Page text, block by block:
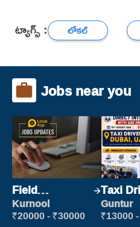
ట్యాగ్స్ : లోకల్
Jobs near you
Field
Marketing
Executive
Kurnool
₹20000 - ₹30000
Taxi
Guntur
₹13000